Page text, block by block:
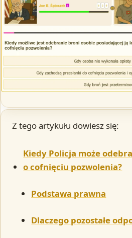
Z tego artykułu dowiesz się:
Kiedy Policja może
o cofnięciu pozwolenia?
Podstawa prawna
Dlaczego pozostałe